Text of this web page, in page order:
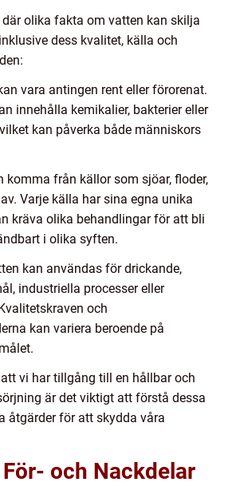
olika fakta om vatten kan skilja
dess kvalitet, källa och
vara antingen rent eller förorenat.
innehålla kemikalier, bakterier eller
kan påverka både människors
komma från källor som sjöar, floder,
Varje källa har sina egna unika
kräva olika behandlingar för att bli
i olika syften.
kan användas för drickande,
industriella processer eller
och
kan variera beroende på
vi har tillgång till en hållbar och
är det viktigt att förstå dessa
åtgärder för att skydda våra
och Nackdelar